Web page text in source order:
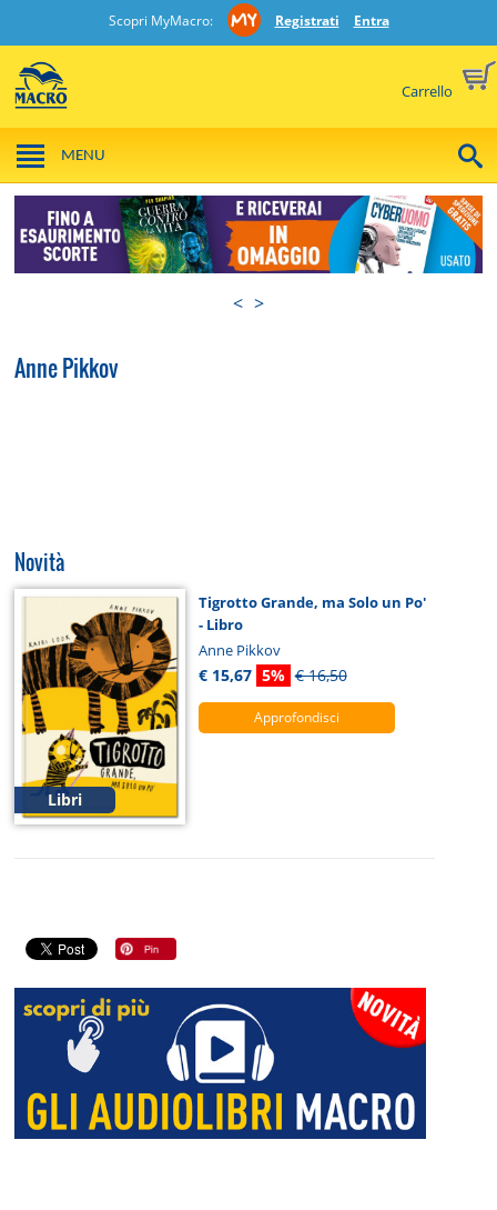
Scopri MyMacro: Registrati Entra
Carrello
MENU
< >
Anne Pikkov
Novità
Libri
Tigrotto Grande, ma Solo un Po'
- Libro
Anne Pikkov
€ 15,67 5% € 16,50
Approfondisci